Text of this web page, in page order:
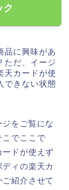
ク
品に興味があ
ただ、イージ
天カードが使
できない状態
をご覧にな
こでここで
ドが使えず
ィの楽天カ
紹介させて